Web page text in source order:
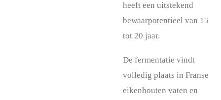
heeft een uitstekend
bewaarpotentieel van 15
tot 20 jaar.
De fermentatie vindt
volledig plaats in Franse
eikenhouten vaten en